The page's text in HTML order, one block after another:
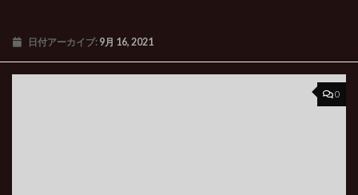
日付アーカイブ: 9月 16, 2021
0